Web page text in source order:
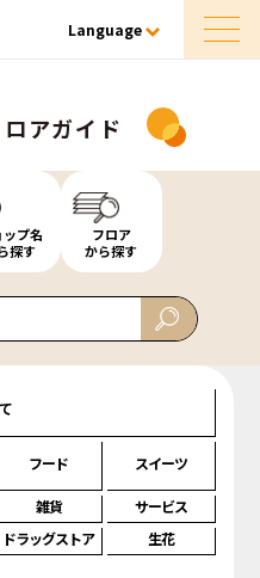
Language
アガイド
ップ名
探す
フロア
から探す
フード スイーツ
雑貨
サービス
ドラッグストア 生花